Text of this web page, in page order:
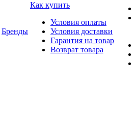
Бренды
Как купить
Условия оплаты
Условия доставки
Гарантия на товар
Возврат товара